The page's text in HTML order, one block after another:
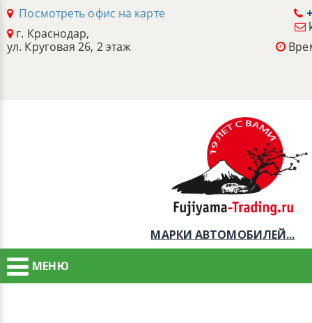
Посмотреть офис на карте
г. Краснодар,
ул. Круговая 26, 2 этаж
МАРКИ АВТОМОБИЛЕЙ...
МЕНЮ